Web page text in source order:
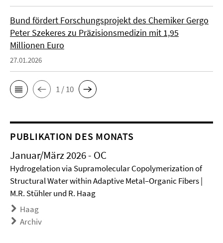
Bund fördert Forschungsprojekt des Chemiker Gergo
Peter Szekeres zu Präzisionsmedizin mit 1,95
Millionen Euro
27.01.2026
1 / 10
PUBLIKATION DES MONATS
Januar/März 2026 - OC
Hydrogelation via Supramolecular Copolymerization of
Structural Water within Adaptive Metal–Organic Fibers |
M.R. Stühler und R. Haag
Haag
Archiv